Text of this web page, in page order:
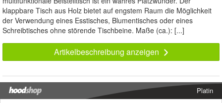
klappbare Tisch aus Holz bietet auf engstem Raum die Möglichkeit
der Verwendung eines Esstisches, Blumentisches oder eines
Schreibtisches ohne störende Tischbeine. Maße (ca.): [...]
Artikelbeschreibung anzeigen
Platin